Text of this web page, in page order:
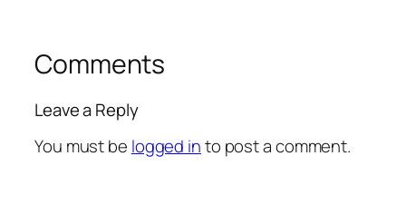
Comments
Leave a Reply
You must be logged into post a comment.